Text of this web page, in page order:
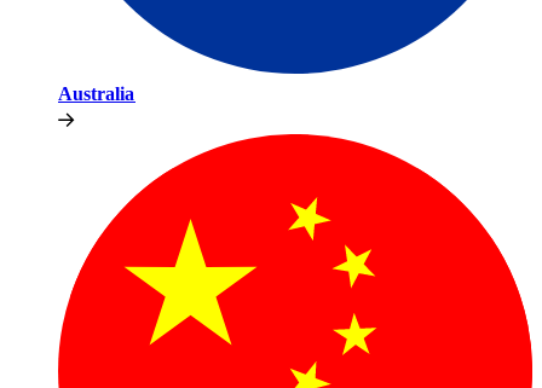
Australia​​